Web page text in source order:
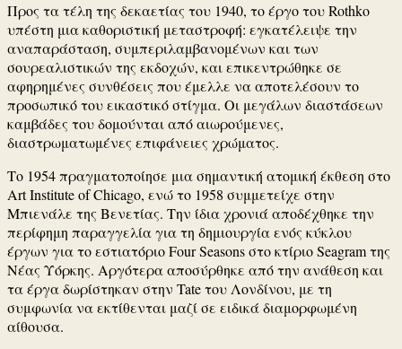
Προς τα τέλη της δεκαετίας του 1940, το έργο του Rothko
υπέστη μια καθοριστική μεταστροφή: εγκατέλειψε την
αναπαράσταση, συμπεριλαμβανομένων και των
σουρεαλιστικών της εκδοχών, και επικεντρώθηκε σε
αφηρημένες συνθέσεις που έμελλε να αποτελέσουν το
προσωπικό του εικαστικό στίγμα. Οι μεγάλων διαστάσεων
καμβάδες του δομούνται από αιωρούμενες,
διαστρωματωμένες επιφάνειες χρώματος.
Το 1954 πραγματοποίησε μια σημαντική ατομική έκθεση στο
Art Institute of Chicago, ενώ το 1958 συμμετείχε στην
Μπιενάλε της Βενετίας. Την ίδια χρονιά αποδέχθηκε την
περίφημη παραγγελία για τη δημιουργία ενός κύκλου
έργων για το εστιατόριο Four Seasons στο κτίριο Seagram της
Νέας Υόρκης. Αργότερα αποσύρθηκε από την ανάθεση και
τα έργα δωρίστηκαν στην Tate του Λονδίνου, με τη
συμφωνία να εκτίθενται μαζί σε ειδικά διαμορφωμένη
αίθουσα.